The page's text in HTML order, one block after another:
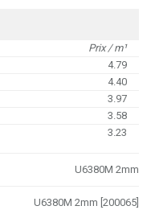
Prix / m¹
4.79
4.40
3.97
3.58
3.23
U6380M 2mm
U6380M 2mm [200065]